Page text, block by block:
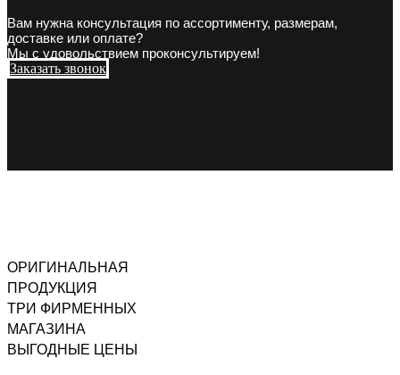
ОРИГИНАЛЬНАЯ
ПРОДУКЦИЯ
ТРИ ФИРМЕННЫХ
МАГАЗИНА
ВЫГОДНЫЕ ЦЕНЫ
Вам нужна консультация по ассортименту, размерам,
доставке или оплате?
Мы с удовольствием проконсультируем!
Заказать звонок